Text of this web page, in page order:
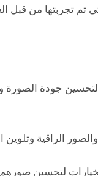
تم تجربتها من قبل
جودة الصورة
الراقية وتلوين
لتحسين صورهم